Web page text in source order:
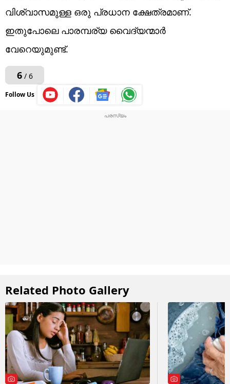
വിശ്വാസമുള്ള ഒരു പ്രധാന ക്ഷേത്രമാണ്.
ഇതുപോലെ പാരമ്പര്യ വൈദ്യന്മാർ
വേറെയുമുണ്ട്.
6/ 6
Follow Us
Related Photo Gallery